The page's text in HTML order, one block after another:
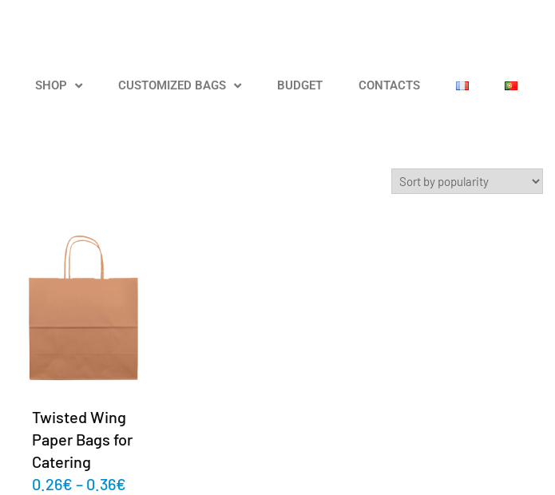
SHOP CUSTOMIZED BAGS BUDGET CONTACTS
Twisted Wing
Paper Bags for
Catering
0.26€ – 0.36€